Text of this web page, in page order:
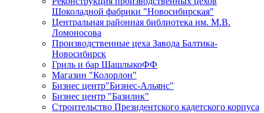
Шоколадной фабрики "Новосибирская"
Центральная районная библиотека им. М.В.
Ломоносова
Производственные цеха Завода Балтика-
Новосибирск
Гриль и бар ШашлыкоФФ
Магазин "Колорлон"
Бизнес центр"Бизнес-Альянс"
Бизнес центр "Базилик"
Строительство Президентского кадетского корпуса